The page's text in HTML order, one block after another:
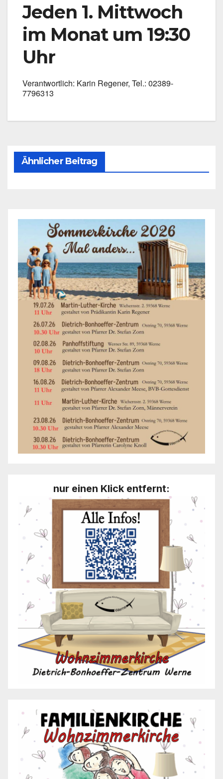
Jeden 1. Mittwoch
im Monat um 19:30
Uhr
Ver­ant­wort­lich: Karin Rege­ner, Tel.: 02389-
7796313
Ähnlicher Beitrag
nur einen Klick entfernt: